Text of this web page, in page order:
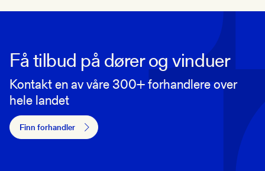
Få tilbud på dører og vinduer
Kontakt en av våre 300+ forhandlere over
hele landet
Finn forhandler